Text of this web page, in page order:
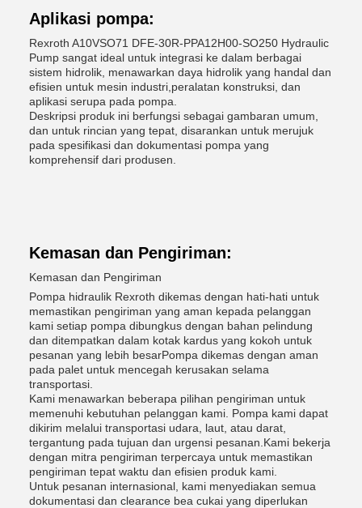
Aplikasi pompa:
Rexroth A10VSO71 DFE-30R-PPA12H00-SO250 Hydraulic
Pump sangat ideal untuk integrasi ke dalam berbagai
sistem hidrolik, menawarkan daya hidrolik yang handal dan
efisien untuk mesin industri,peralatan konstruksi, dan
aplikasi serupa pada pompa.
Deskripsi produk ini berfungsi sebagai gambaran umum,
dan untuk rincian yang tepat, disarankan untuk merujuk
pada spesifikasi dan dokumentasi pompa yang
komprehensif dari produsen.
Kemasan dan Pengiriman:
Kemasan dan Pengiriman
Pompa hidraulik Rexroth dikemas dengan hati-hati untuk
memastikan pengiriman yang aman kepada pelanggan
kami setiap pompa dibungkus dengan bahan pelindung
dan ditempatkan dalam kotak kardus yang kokoh untuk
pesanan yang lebih besarPompa dikemas dengan aman
pada palet untuk mencegah kerusakan selama
transportasi.
Kami menawarkan beberapa pilihan pengiriman untuk
memenuhi kebutuhan pelanggan kami. Pompa kami dapat
dikirim melalui transportasi udara, laut, atau darat,
tergantung pada tujuan dan urgensi pesanan.Kami bekerja
dengan mitra pengiriman terpercaya untuk memastikan
pengiriman tepat waktu dan efisien produk kami.
Untuk pesanan internasional, kami menyediakan semua
dokumentasi dan clearance bea cukai yang diperlukan